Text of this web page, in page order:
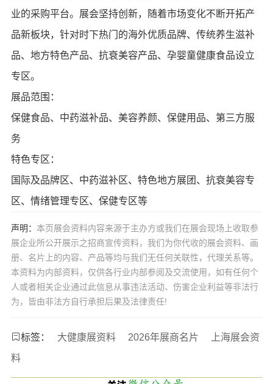
业的采购平台。展会坚持创新，随着市场变化不断开拓产
品新板块，针对时下热门的海外优质品牌、传统养生滋补
品、地方特色产品、抗衰美容产品、孕婴童健康食品设立
专区。
展品范围：
保健食品、中药滋补品、美容养颜、保健用品、第三方服
务
特色专区：
国际及品牌区、中药滋补区、特色地方展团、抗衰美容专
区、情绪管理专区、保健专区等
声明： 本页展会资料内容来源于主办方或我们在展会现场上收取参
展企业所公开展示之招商宣传资料，我们为你代收的展会资料、画
册、名片上的内容、产品等均与我们无任何关联性，代理关系等。
本资料为内部资料，仅供各行业内部参阅及交流使用，如有任何个
人或者相关企业通过此信息从事违法活动、伤害企业利益等非法行
为，皆由非法方自行承担后果及法律责任!
标签： 大健康展资料 2026年展商名片
上海展会资
料